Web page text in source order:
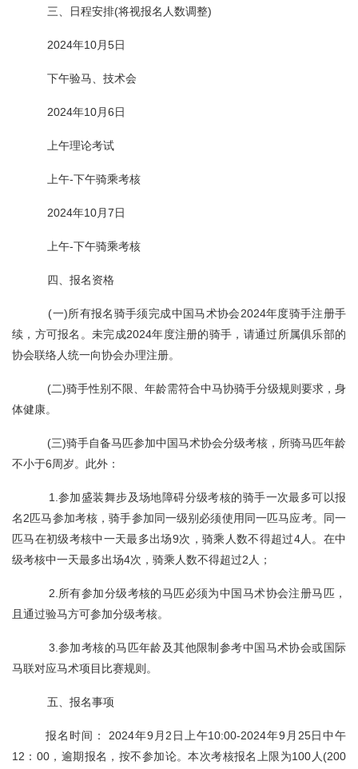
三、日程安排(将视报名人数调整)
2024年10月5日
下午验马、技术会
2024年10月6日
上午理论考试
上午-下午骑乘考核
2024年10月7日
上午-下午骑乘考核
四、报名资格
(一)所有报名骑手须完成中国马术协会2024年度骑手注册手
续，方可报名。未完成2024年度注册的骑手，请通过所属俱乐部的
协会联络人统一向协会办理注册。
(二)骑手性别不限、年龄需符合中马协骑手分级规则要求，身
体健康。
(三)骑手自备马匹参加中国马术协会分级考核，所骑马匹年龄
不小于6周岁。此外：
1.参加盛装舞步及场地障碍分级考核的骑手一次最多可以报
名2匹马参加考核，骑手参加同一级别必须使用同一匹马应考。同一
匹马在初级考核中一天最多出场9次，骑乘人数不得超过4人。在中
级考核中一天最多出场4次，骑乘人数不得超过2人；
2.所有参加分级考核的马匹必须为中国马术协会注册马匹，
且通过验马方可参加分级考核。
3.参加考核的马匹年龄及其他限制参考中国马术协会或国际
马联对应马术项目比赛规则。
五、报名事项
报名时间： 2024年9月2日上午10:00-2024年9月25日中午
12：00，逾期报名，按不参加论。本次考核报名上限为100人(200